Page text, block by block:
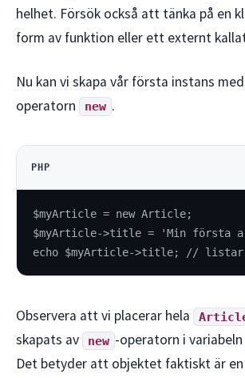
helhet. Försök också att tänka på en
form av funktion eller ett externt
Nu kan vi skapa vår första instans
operatorn
new .
PHP
$myArticle = new Article;
$myArticle->title = 'Min
echo $myArticle->title; //
Observera att vi placerar hela
skapats av
new -operatorn i variabeln
Det betyder att objektet faktiskt är